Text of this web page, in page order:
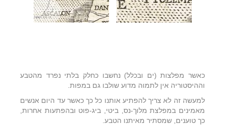
כאשר מפלצות (ים ובכלל) נחשבו כחלק בלתי נפרד מהטבע
וההיסטוריה אין לתמוה מדוע שולבו גם במפות.
למעשה זה לא צריך להפתיע אותנו כל כך כאשר עד היום אנשים
מאמינים במפלצת מלוך-נס, ביטי, ביג-פוט ובהפתעות אחרות,
כך טוענים, שמסתיר מאיתנו הטבע.